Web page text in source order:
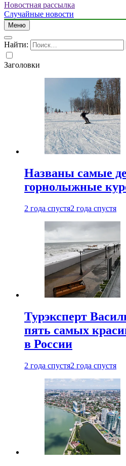
Новостная рассылка
Случайные новости
Меню
Найти:
Заголовки
Названы самые
горнолыжные
2 года спустя2 года спустя
Турэксперт
пять самых
в России
2 года спустя2 года спустя